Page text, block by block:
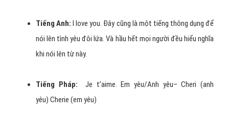
Hinh 1: Tiamo là gì?
Một số ngôn ngữ nước ngoài
khác được dùng phổ biến ở Việt